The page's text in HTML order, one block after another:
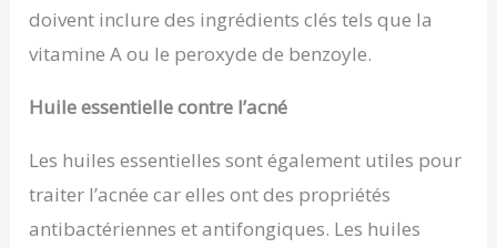
doivent inclure des ingrédients clés tels que la
vitamine A ou le peroxyde de benzoyle.
Huile essentielle contre l’acné
Les huiles essentielles sont également utiles pour
traiter l’acnée car elles ont des propriétés
antibactériennes et antifongiques. Les huiles